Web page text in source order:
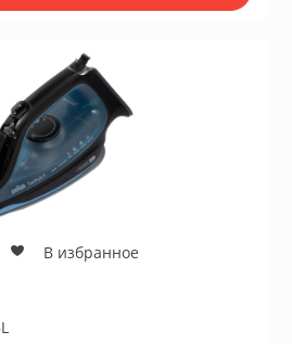
В избранное